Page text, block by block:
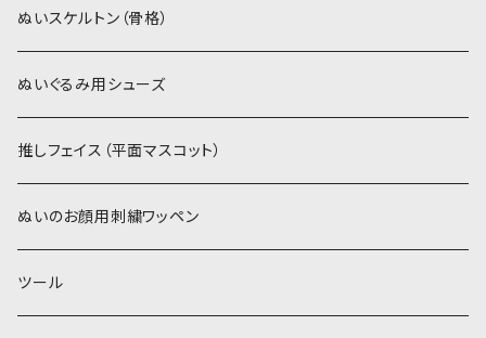
スキンカラー生地
カーリーベルボア
パウダーボア（4mm）
ウィッグボア（8cm）
白系
黄色・クリーム系
スキンカラー系
白系
ステッチカラー
ミニワッペン
リボン
ぬいスケルトン（骨格）
ぬいぐるみ用シューズ
推しフェイス（平面マスコット）
ぬいのお顔用刺繍ワッペン
ツール